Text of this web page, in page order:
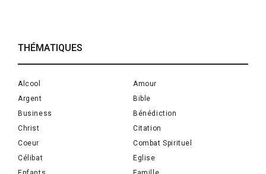
THÉMATIQUES
Alcool
Amour
Argent
Bible
Business
Bénédiction
Christ
Citation
Coeur
Combat Spirituel
Célibat
Eglise